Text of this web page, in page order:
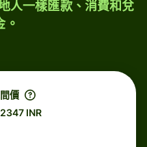
人一樣匯款、消費和兌
。
價
INR